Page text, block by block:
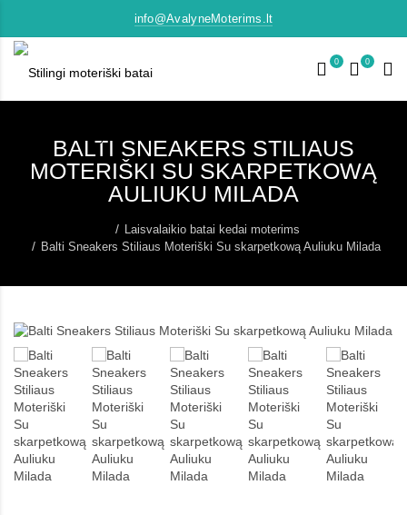
info@AvalyneMoterims.lt
0 0
BALTI SNEAKERS STILIAUS
MOTERIŠKI SU SKARPETKOWĄ
AULIUKU MILADA
Laisvalaikio batai kedai moterims
Balti Sneakers Stiliaus Moteriški Su skarpetkową Auliuku Milada